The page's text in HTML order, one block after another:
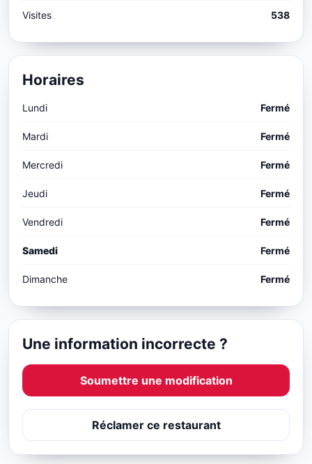
Visites 538
Horaires
Lundi Fermé
Mardi Fermé
Mercredi Fermé
Jeudi Fermé
Vendredi Fermé
Samedi Fermé
Dimanche Fermé
Une information incorrecte ?
Soumettre une modification
Réclamer ce restaurant